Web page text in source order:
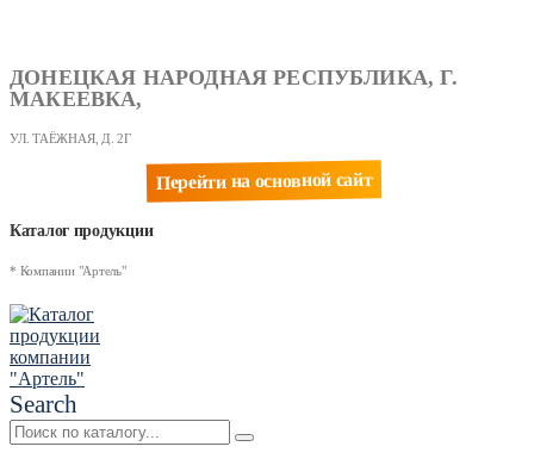
ДОНЕЦКАЯ НАРОДНАЯ РЕСПУБЛИКА, Г.
МАКЕЕВКА,
УЛ. ТАЁЖНАЯ, Д. 2Г
Перейти на основной сайт
Каталог продукции
* Компании "Артель"
Search